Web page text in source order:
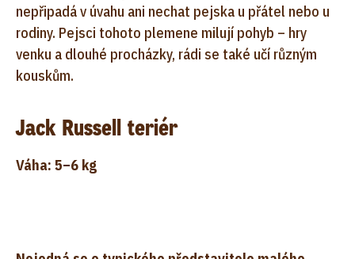
nepřipadá v úvahu ani nechat pejska u přátel nebo u
rodiny. Pejsci tohoto plemene milují pohyb – hry
venku a dlouhé procházky, rádi se také učí různým
kouskům.
Jack Russell teriér
Váha: 5–6 kg